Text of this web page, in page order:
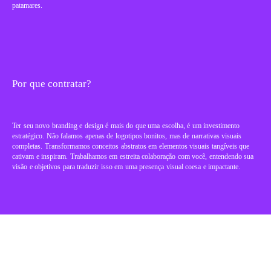
patamares.
Por que contratar?
Ter seu novo branding e design é mais do que uma escolha, é um investimento
estratégico. Não falamos apenas de logotipos bonitos, mas de narrativas visuais
completas. Transformamos conceitos abstratos em elementos visuais tangíveis que
cativam e inspiram. Trabalhamos em estreita colaboração com você, entendendo sua
visão e objetivos para traduzir isso em uma presença visual coesa e impactante.